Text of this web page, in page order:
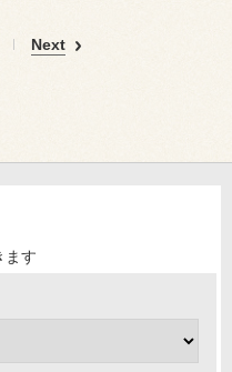
Next
ます